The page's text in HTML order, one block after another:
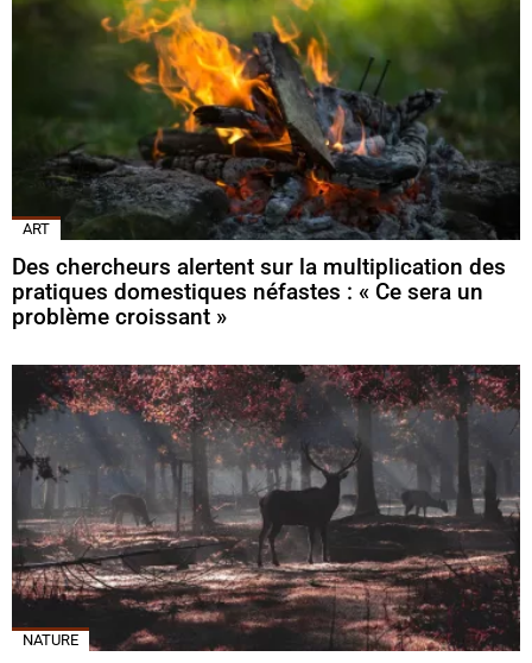
ART
Des chercheurs alertent sur la multiplication des
pratiques domestiques néfastes : « Ce sera un
problème croissant »
NATURE